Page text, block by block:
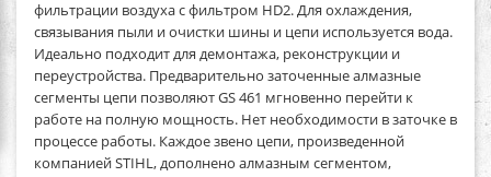
фильтрации воздуха с фильтром HD2. Для охлаждения,
связывания пыли и очистки шины и цепи используется вода.
Идеально подходит для демонтажа, реконструкции и
переустройства. Предварительно заточенные алмазные
сегменты цепи позволяют GS 461 мгновенно перейти к
работе на полную мощность. Нет необходимости в заточке в
процессе работы. Каждое звено цепи, произведенной
компанией STIHL, дополнено алмазным сегментом,